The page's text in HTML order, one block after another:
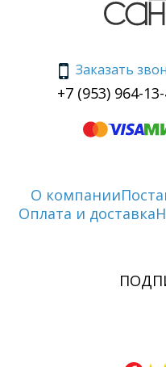
Заказать
+7 (953) 964-
О компании
Оплата и доставка